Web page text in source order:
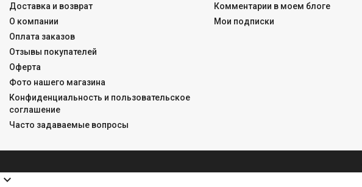
Доставка и возврат
О компании
Оплата заказов
Отзывы покупателей
Оферта
Фото нашего магазина
Конфиденциальность и пользовательское
соглашение
Часто задаваемые вопросы
Комментарии в моем блоге
Мои подписки
expand_more